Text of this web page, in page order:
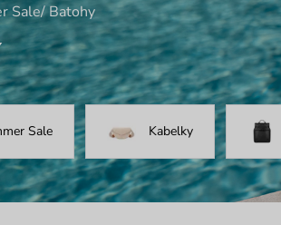
Sale/Batohy
Sale Kabelky